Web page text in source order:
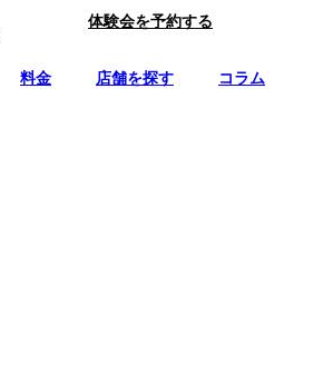
体験会を予約する
料金 店舗を探す コラム